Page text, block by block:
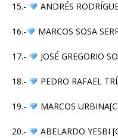
15.- ANDRÉS
16.- MARCOS SOSA
17.- JOSÉ GREGORIO
18.- PEDRO RAFAEL
19.- MARCOS
20.- ABELARDO YESBI